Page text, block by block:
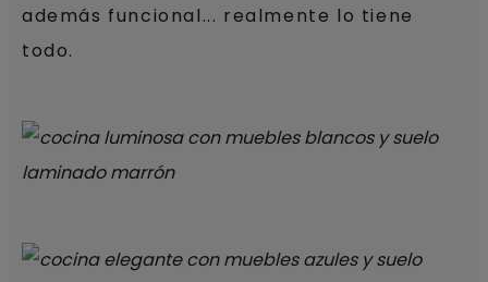
además funcional... realmente lo tiene
todo.